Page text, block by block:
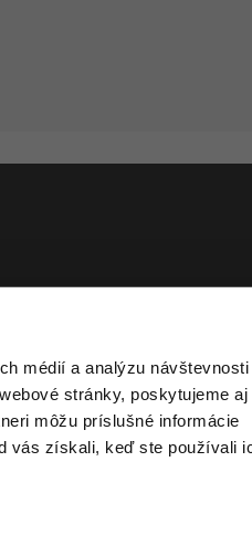
médií a analýzu návštevnosti
stránky, poskytujeme aj
môžu príslušné informácie
vás získali, keď ste používali